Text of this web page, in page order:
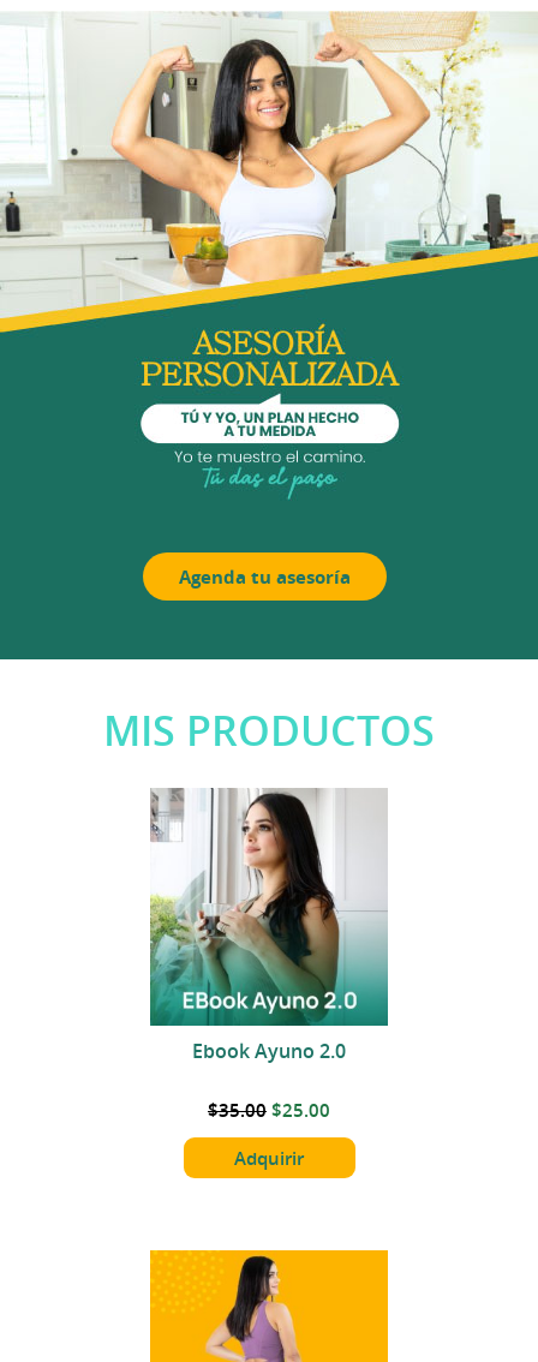
Agenda tu asesoría
MIS PRODUCTOS
Ebook Ayuno 2.0
$35.00 $25.00
Adquirir